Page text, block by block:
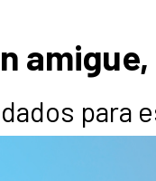
para